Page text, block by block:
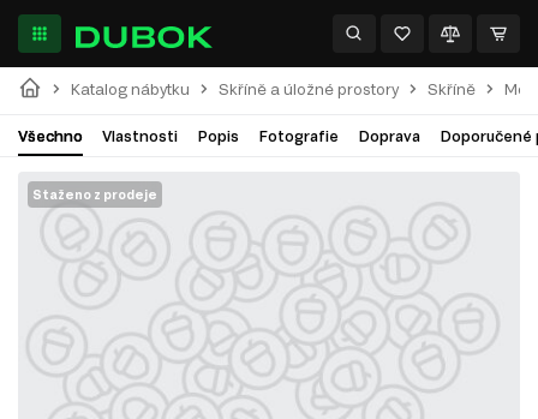
Katalog nábytku Skříně a úložné prostory Skříně
Všechno Vlastnosti Popis Fotografie Doprava Doporučené
Staženo z prodeje